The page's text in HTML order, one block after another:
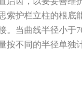
护栏立柱的根底能
。当曲线半径小于
按不同的半径单独